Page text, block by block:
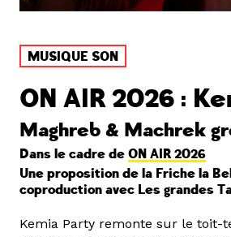
MUSIQUE SON
ON AIR 2026 :
Maghreb & Machrek
Dans le cadre de ON AIR 2026
Une proposition de la Friche la
coproduction avec Les grandes
Kemia Party remonte sur le toit-